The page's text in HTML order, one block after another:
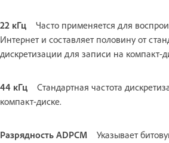
22 кГц
Часто применяется для
Интернет и составляет половину от
дискретизации для записи на компакт-
44 кГц
Стандартная частота
компакт-диске.
Разрядность ADPCM
Указывает